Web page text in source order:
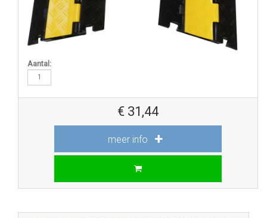
Aantal:
€ 31,44
meer info